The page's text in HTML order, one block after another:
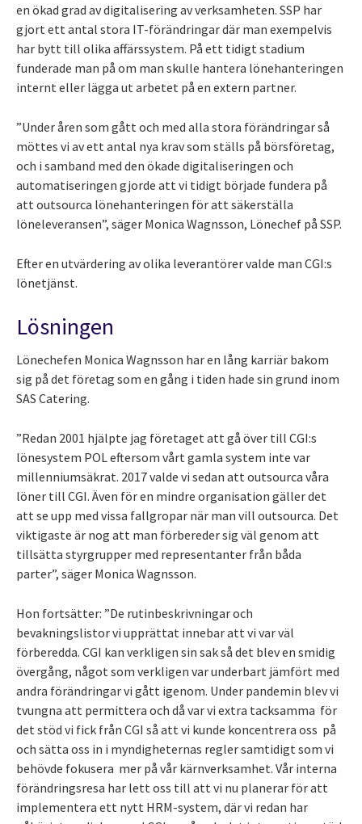
en ökad grad av digitalisering av verksamheten. SSP har
gjort ett antal stora IT-förändringar där man exempelvis
har bytt till olika affärssystem. På ett tidigt stadium
funderade man på om man skulle hantera lönehanteringen
internt eller lägga ut arbetet på en extern partner.
”Under åren som gått och med alla stora förändringar så
möttes vi av ett antal nya krav som ställs på börsföretag,
och i samband med den ökade digitaliseringen och
automatiseringen gjorde att vi tidigt började fundera på
att outsourca lönehanteringen för att säkerställa
löneleveransen”, säger Monica Wagnsson, Lönechef på SSP.
Efter en utvärdering av olika leverantörer valde man CGI:s
lönetjänst.
Lösningen
Lönechefen Monica Wagnsson har en lång karriär bakom
sig på det företag som en gång i tiden hade sin grund inom
SAS Catering.
”Redan 2001 hjälpte jag företaget att gå över till CGI:s
lönesystem POL eftersom vårt gamla system inte var
millenniumsäkrat. 2017 valde vi sedan att outsourca våra
löner till CGI. Även för en mindre organisation gäller det
att se upp med vissa fallgropar när man vill outsourca. Det
viktigaste är nog att man förbereder sig väl genom att
tillsätta styrgrupper med representanter från båda
parter”, säger Monica Wagnsson.
Hon fortsätter: ”De rutinbeskrivningar och
bevakningslistor vi upprättat innebar att vi var väl
förberedda. CGI kan verkligen sin sak så det blev en smidig
övergång, något som verkligen var underbart jämfört med
andra förändringar vi gått igenom. Under pandemin blev vi
tvungna att permittera och då var vi extra tacksamma för
det stöd vi fick från CGI så att vi kunde koncentrera oss på
och sätta oss in i myndigheternas regler samtidigt som vi
behövde fokusera mer på vår kärnverksamhet. Vår interna
förändringsresa har lett oss till att vi nu planerar för att
implementera ett nytt HRM-system, där vi redan har